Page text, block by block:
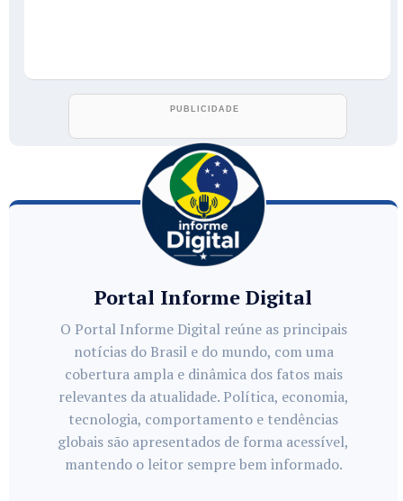
Portal Informe Digital
O Portal Informe Digital reúne as principais
notícias do Brasil e do mundo, com uma
cobertura ampla e dinâmica dos fatos mais
relevantes da atualidade. Política, economia,
tecnologia, comportamento e tendências
globais são apresentados de forma acessível,
mantendo o leitor sempre bem informado.